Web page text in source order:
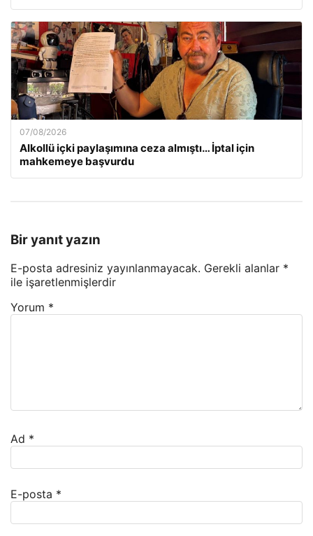
07/08/2026
Alkollü içki paylaşımına ceza almıştı… İptal için
mahkemeye başvurdu
Bir yanıt yazın
E-posta adresiniz yayınlanmayacak. Gerekli alanlar *
ile işaretlenmişlerdir
Yorum *
Ad *
E-posta *